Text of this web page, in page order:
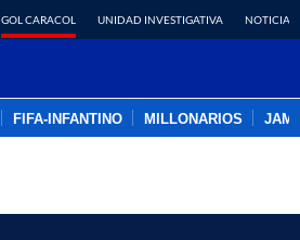
GOL CARACOL UNIDAD INVESTIGATIVA NOTICIAS
FIFA-INFANTINO MILLONARIOS